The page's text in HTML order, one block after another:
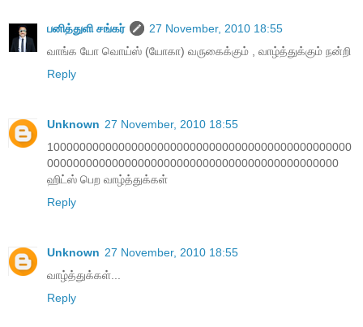
பனித்துளி சங்கர்
27 November, 2010 18:55
வாங்க யோ வொய்ஸ் (யோகா) வருகைக்கும் , வாழ்த்துக்கும் நன்றி
Reply
Unknown 27 November, 2010 18:55
10000000000000000000000000000000000000000000000
000000000000000000000000000000000000000000000
ஹிட்ஸ் பெற வாழ்த்துக்கள்
Reply
Unknown 27 November, 2010 18:55
வாழ்த்துக்கள்...
Reply